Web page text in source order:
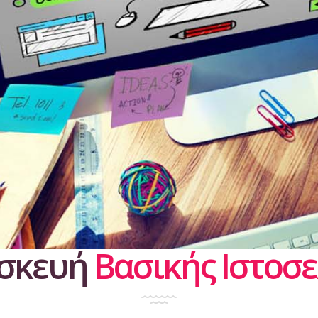
Βασικής